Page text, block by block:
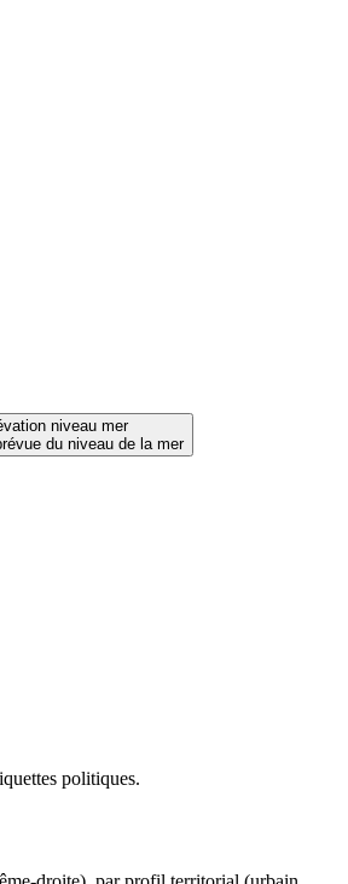
niveau mer
du niveau de la mer
politiques.